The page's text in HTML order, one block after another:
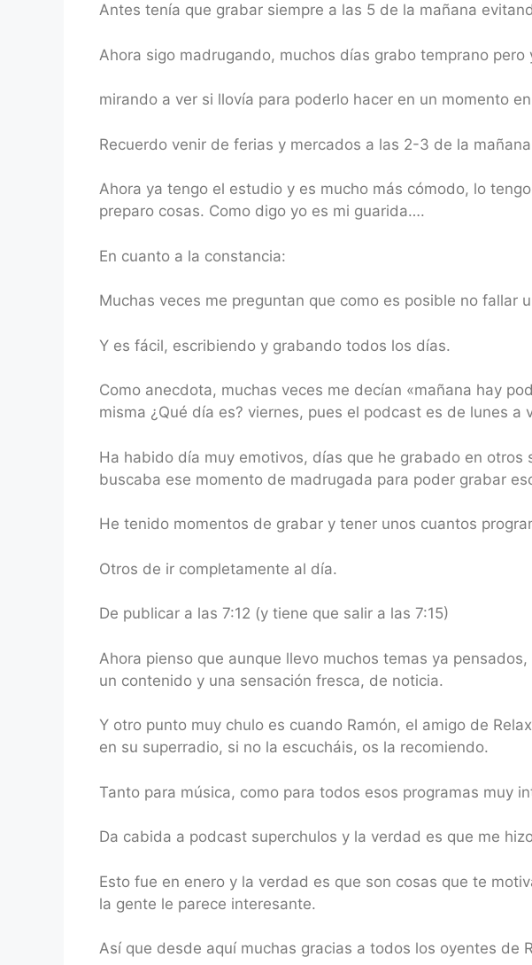
Antes tenía que grabar siempre a las 5 de la mañana
Ahora sigo madrugando, muchos días grabo temprano
mirando a ver si llovía para poderlo hacer en un momento
Recuerdo venir de ferias y mercados a las 2-3 de la
Ahora ya tengo el estudio y es mucho más cómodo, lo
preparo cosas. Como digo yo es mi guarida….
En cuanto a la constancia:
Muchas veces me preguntan que como es posible no fallar
Y es fácil, escribiendo y grabando todos los días.
Como anecdota, muchas veces me decían «mañana hay
misma ¿Qué día es? viernes, pues el podcast es de lunes a
Ha habido día muy emotivos, días que he grabado en
buscaba ese momento de madrugada para poder grabar
He tenido momentos de grabar y tener unos cuantos
Otros de ir completamente al día.
De publicar a las 7:12 (y tiene que salir a las 7:15)
Ahora pienso que aunque llevo muchos temas ya
un contenido y una sensación fresca, de noticia.
Y otro punto muy chulo es cuando Ramón, el amigo de
en su superradio, si no la escucháis, os la recomiendo.
Tanto para música, como para todos esos programas muy
Da cabida a podcast superchulos y la verdad es que me
Esto fue en enero y la verdad es que son cosas que te
la gente le parece interesante.
Así que desde aquí muchas gracias a todos los oyentes de